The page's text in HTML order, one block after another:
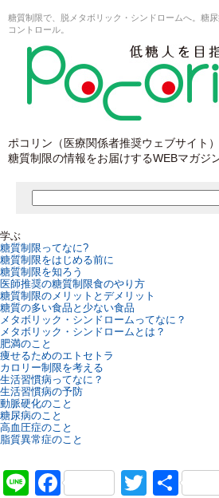
糖質制限で、脱メタボリック・シンドロームへ。糖
コントロール。
ポコリン（医療関係者推奨ウェブサイト
糖質制限の情報をお届けするWEBマガジ
学ぶ
糖質制限ってなに?
糖質制限をはじめる前に
糖質制限を知ろう
医師推奨の糖質制限食のやり方
糖質制限のメリットとデメリット
糖質の多い食品と少ない食品
メタボリック・シンドロームってなに？
メタボリック・シンドロームとは？
肥満のこと
痩せるためのエトセトラ
カロリー制限を考える
生活習慣病ってなに？
生活習慣病の予防
動脈硬化のこと
糖尿病のこと
高血圧症のこと
脂質異常症のこと
LineFacebookTwitter
共